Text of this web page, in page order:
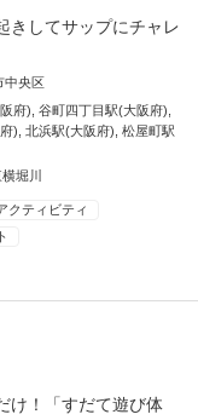
きしてサップにチャレ
中央区
府),谷町四丁目駅(大阪府),
),北浜駅(大阪府),松屋町駅
堀川
クティビティ
け！「すだて遊び体